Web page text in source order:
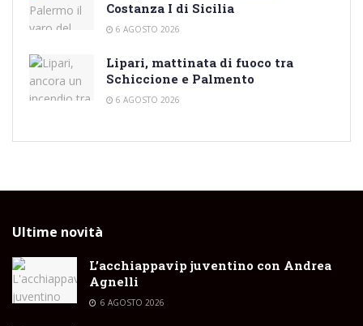
Costanza I di Sicilia
6 AGOSTO 2026
Lipari, mattinata di fuoco tra
Schiccione e Palmento
6 AGOSTO 2026
Ultime novità
L’acchiappavip juventino con Andrea
Agnelli
6 AGOSTO 2026